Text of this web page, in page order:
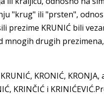
"krug" ili "prsten",
prezime KRUNIĆ bili
drugih
KRONIĆ, KRONJA,
KRINČIĆ i